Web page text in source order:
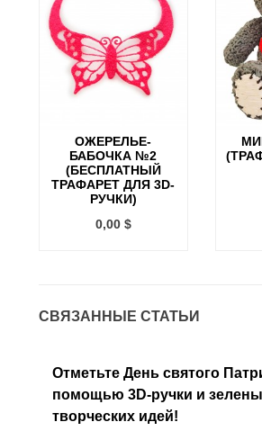
ОЖЕРЕЛЬЕ-
БАБОЧКА №2
(БЕСПЛАТНЫЙ
ТРАФАРЕТ ДЛЯ 3D-
РУЧКИ)
0,00 $
СВЯЗАННЫЕ СТАТЬИ
Отметьте День святого
помощью 3D-ручки и
творческих идей!